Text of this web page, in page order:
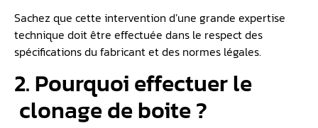
Sachez que cette intervention d’une grande expertise
technique doit être effectuée dans le respect des
spécifications du fabricant et des normes légales.
2. Pourquoi effectuer le
clonage de boite ?